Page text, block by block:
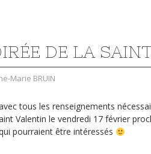
DE LA
Marie BRUIN
tous les renseignements
Valentin le vendredi 17 février
pourraient être intéressés